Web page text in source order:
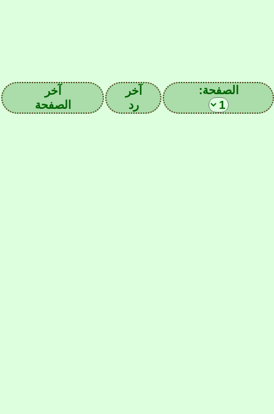
الصفحة:
آخر
رد
آخر
الصفحة